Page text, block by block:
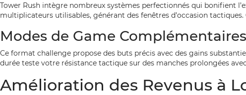
Tower Rush intègre nombreux systèmes perfectionnés qui bonifient
multiplicateurs utilisables, générant des fenêtres d’occasion
Modes de Game Complémentaires
Ce format challenge propose des buts précis avec des gains
durée teste votre résistance tactique sur des manches prolongées
Amélioration des Revenus à